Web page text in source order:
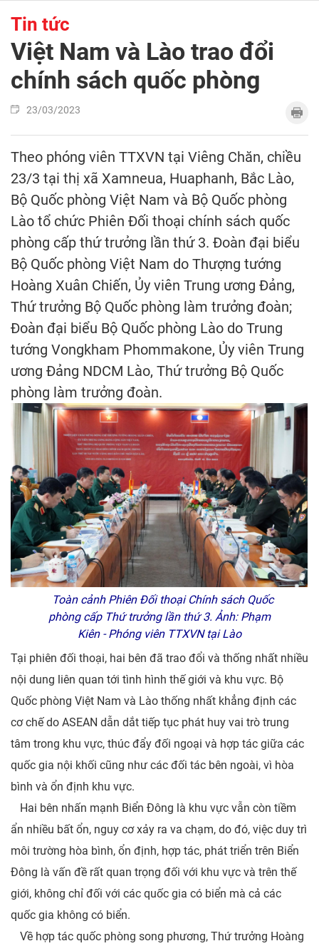
Tin tức
Việt Nam và Lào trao đổi
chính sách quốc phòng
23/03/2023
Theo phóng viên TTXVN tại Viêng Chăn, chiều
23/3 tại thị xã Xamneua, Huaphanh, Bắc Lào,
Bộ Quốc phòng Việt Nam và Bộ Quốc phòng
Lào tổ chức Phiên Đối thoại chính sách quốc
phòng cấp thứ trưởng lần thứ 3. Đoàn đại biểu
Bộ Quốc phòng Việt Nam do Thượng tướng
Hoàng Xuân Chiến, Ủy viên Trung ương Đảng,
Thứ trưởng Bộ Quốc phòng làm trưởng đoàn;
Đoàn đại biểu Bộ Quốc phòng Lào do Trung
tướng Vongkham Phommakone, Ủy viên Trung
ương Đảng NDCM Lào, Thứ trưởng Bộ Quốc
phòng làm trưởng đoàn.
Toàn cảnh Phiên Đối thoại Chính sách Quốc
phòng cấp Thứ trưởng lần thứ 3. Ảnh: Phạm
Kiên - Phóng viên TTXVN tại Lào
Tại phiên đối thoại, hai bên đã trao đổi và thống nhất nhiều
nội dung liên quan tới tình hình thế giới và khu vực. Bộ
Quốc phòng Việt Nam và Lào thống nhất khẳng định các
cơ chế do ASEAN dẫn dắt tiếp tục phát huy vai trò trung
tâm trong khu vực, thúc đẩy đối ngoại và hợp tác giữa các
quốc gia nội khối cũng như các đối tác bên ngoài, vì hòa
bình và ổn định khu vực.
Hai bên nhấn mạnh Biển Đông là khu vực vẫn còn tiềm
ẩn nhiều bất ổn, nguy cơ xảy ra va chạm, do đó, việc duy trì
môi trường hòa bình, ổn định, hợp tác, phát triển trên Biển
Đông là vấn đề rất quan trọng đối với khu vực và trên thế
giới, không chỉ đối với các quốc gia có biển mà cả các
quốc gia không có biển.
Về hợp tác quốc phòng song phương, Thứ trưởng Hoàng